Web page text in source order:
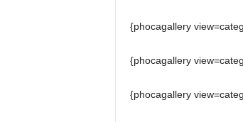
{phocagallery
{phocagallery
{phocagallery